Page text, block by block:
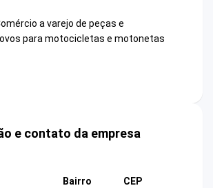
a varejo de peças e
para motocicletas e motonetas
e contato da empresa
Bairro
CEP